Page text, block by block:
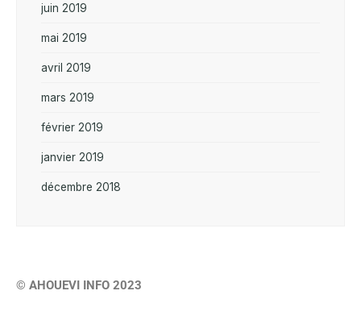
juin 2019
mai 2019
avril 2019
mars 2019
février 2019
janvier 2019
décembre 2018
© AHOUEVI INFO 2023